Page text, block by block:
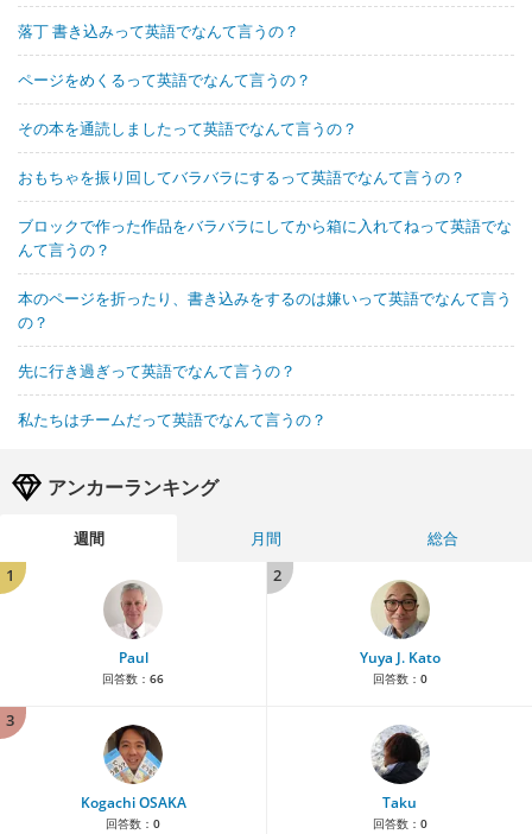
落丁 書き込みって英語でなんて言うの？
ページをめくるって英語でなんて言うの？
その本を通読しましたって英語でなんて言うの？
おもちゃを振り回してバラバラにするって英語でなんて言うの？
ブロックで作った作品をバラバラにしてから箱に入れてねって英語でな
んて言うの？
本のページを折ったり、書き込みをするのは嫌いって英語でなんて言う
の？
先に行き過ぎって英語でなんて言うの？
私たちはチームだって英語でなんて言うの？
アンカーランキング
週間 月間
総合
1
Paul
回答数： 66
2
Yuya J. Kato
回答数： 0
3
Kogachi OSAKA
回答数： 0
Taku
回答数： 0